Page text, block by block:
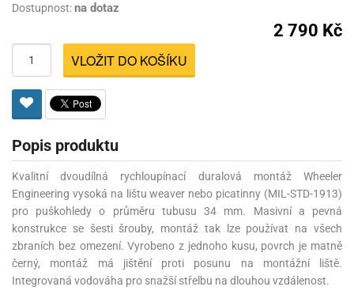
Dostupnost:na dotaz
2 790 Kč
VLOŽIT DO KOŠÍKU
Popis produktu
Kvalitní dvoudílná rychloupínací duralová montáž Wheeler
Engineering vysoká na lištu weaver nebo picatinny (MIL-STD-1913)
pro puškohledy o průměru tubusu 34 mm. Masivní a pevná
konstrukce se šesti šrouby, montáž tak lze používat na všech
zbraních bez omezení. Vyrobeno z jednoho kusu, povrch je matně
černý, montáž má jištění proti posunu na montážní liště.
Integrovaná vodováha pro snažší střelbu na dlouhou vzdálenost.